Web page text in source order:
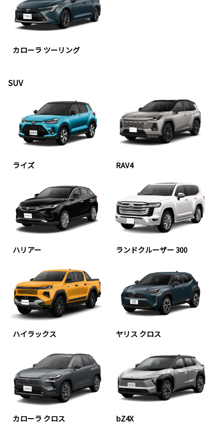
カローラ ツーリング
SUV
ライズ RAV4
ハリアー ランドクルーザー 300
ハイラックス ヤリス クロス
カローラ クロス bZ4X